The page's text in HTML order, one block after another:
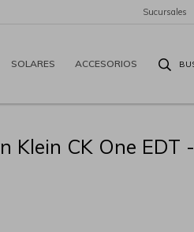
SOLARES ACCESORIOS
Sucursales
Klein CK One EDT -